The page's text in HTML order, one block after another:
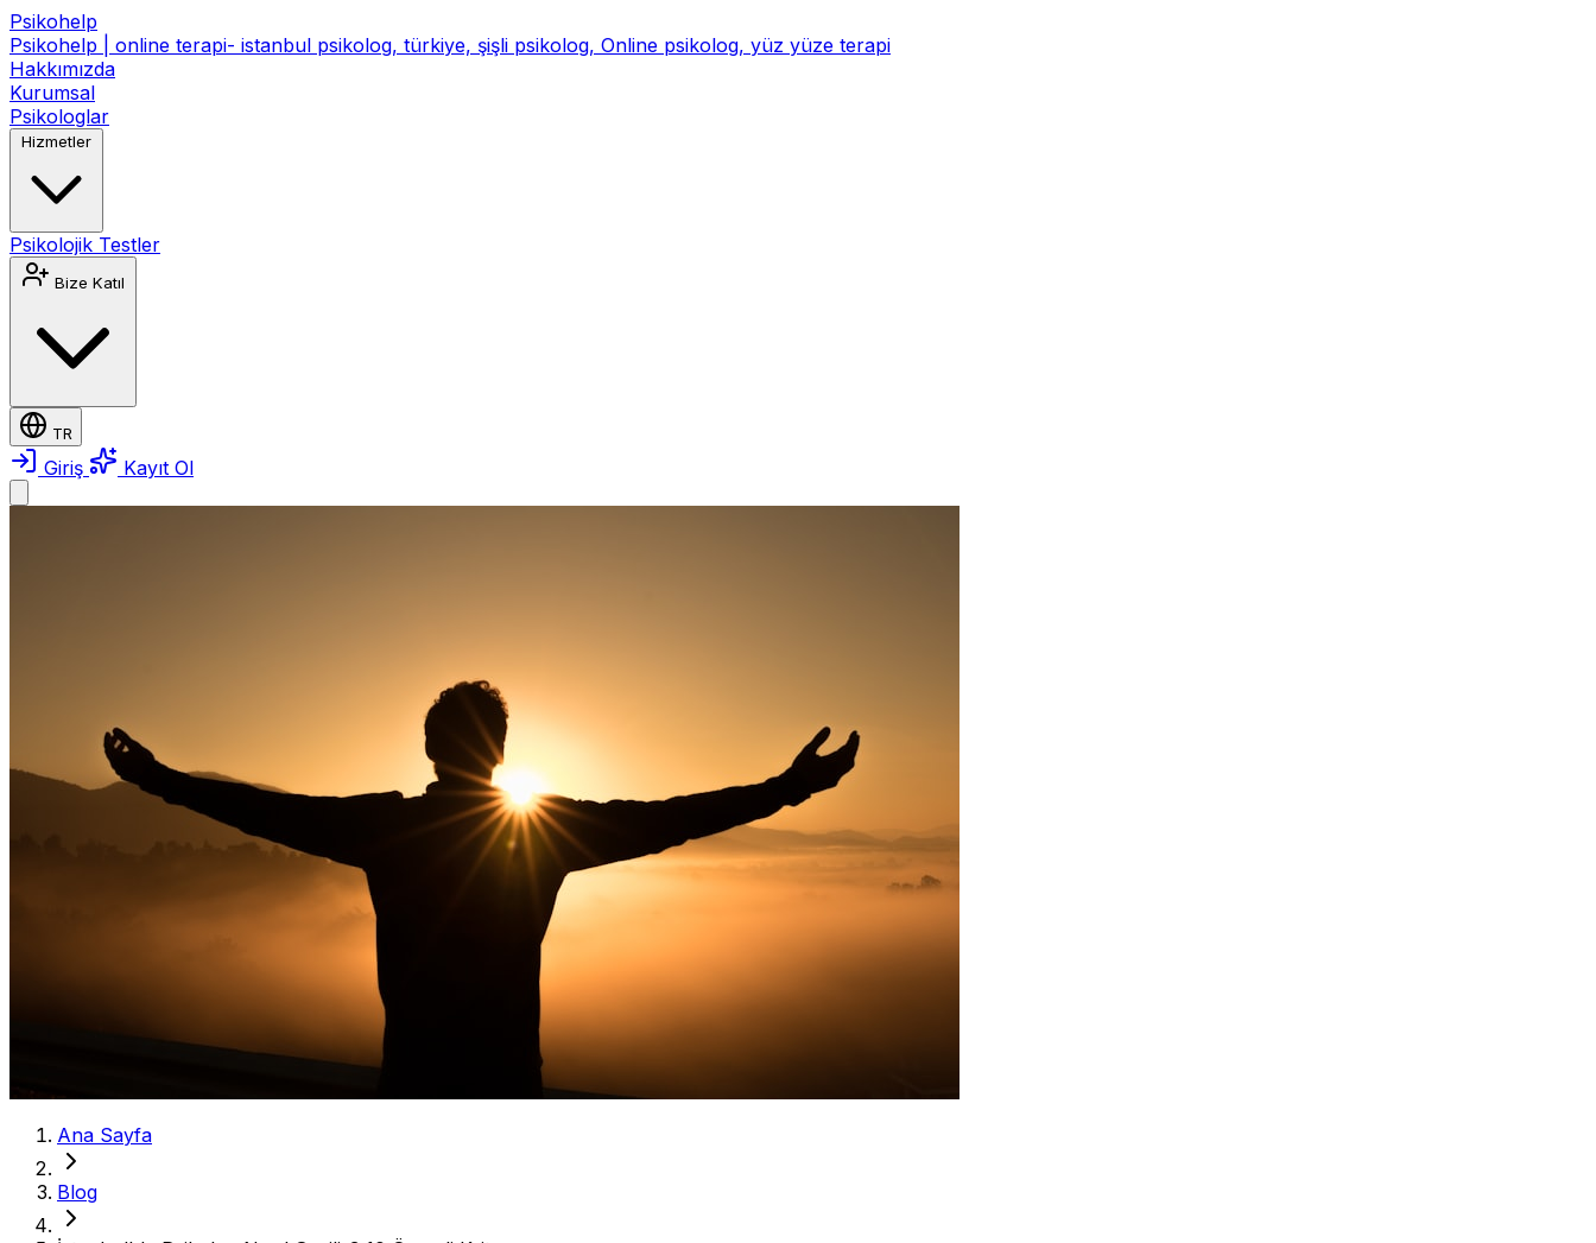
Psikohelp
Psikohelp | online terapi- istanbul psikolog, türkiye, şişli psikolog, Online psikolog, yüz yüze terapi
Hakkımızda
Kurumsal
Psikologlar
Hizmetler
Psikolojik Testler
Bize Katıl
TR
Giriş Kayıt Ol
Ana Sayfa
Blog